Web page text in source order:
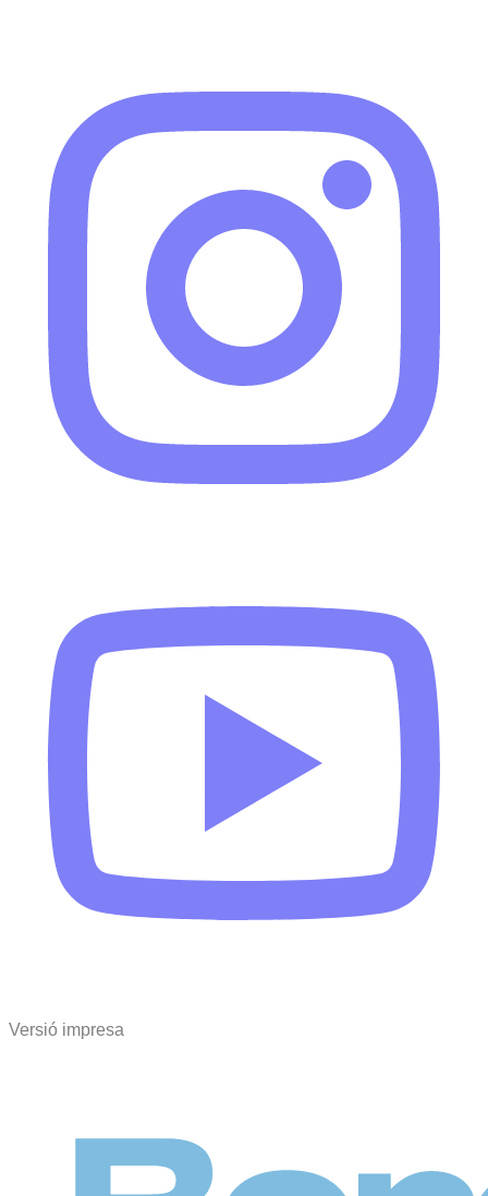
Versió impresa